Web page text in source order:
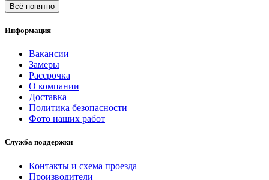
Всё понятно
Информация
Вакансии
Замеры
Рассрочка
О компании
Доставка
Политика безопасности
Фото наших работ
Служба поддержки
Контакты и схема проезда
Производители